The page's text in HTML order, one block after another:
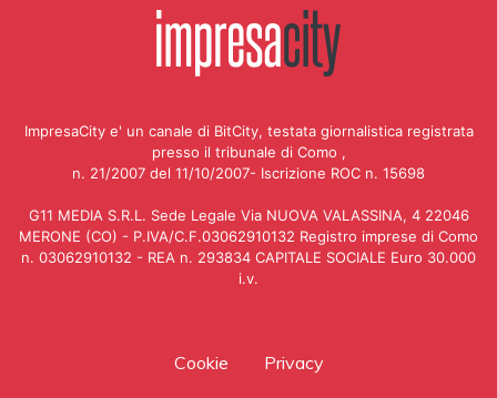
ImpresaCity e' un canale di BitCity, testata giornalistica registrata
presso il tribunale di Como ,
n. 21/2007 del 11/10/2007- Iscrizione ROC n. 15698
G11 MEDIA S.R.L. Sede Legale Via NUOVA VALASSINA, 4 22046
MERONE (CO) - P.IVA/C.F.03062910132 Registro imprese di Como
n. 03062910132 - REA n. 293834 CAPITALE SOCIALE Euro 30.000
i.v.
Cookie Privacy